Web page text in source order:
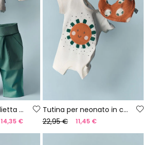
Set neonato maglietta e pantaloni cotone bianco
14,35 €
Tutina per neonato in cotone bianco
22,95 €
11,45 €